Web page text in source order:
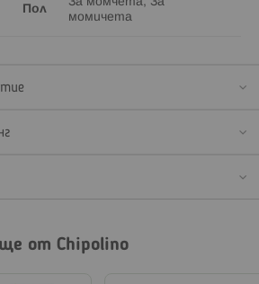
Пол
момичета
от Chipolino